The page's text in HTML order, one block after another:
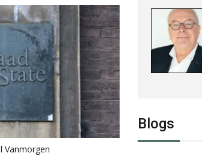
Vanmorgen
Blogs